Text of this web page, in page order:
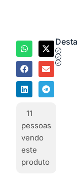
11
pessoas
vendo
este
produto